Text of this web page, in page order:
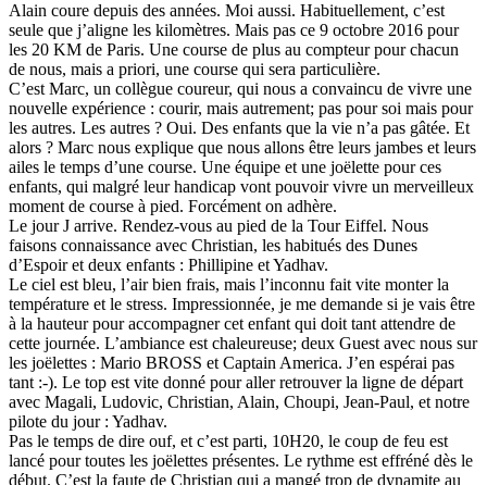
Alain coure depuis des années. Moi aussi. Habituellement, c’est
seule que j’aligne les kilomètres. Mais pas ce 9 octobre 2016 pour
les 20 KM de Paris. Une course de plus au compteur pour chacun
de nous, mais a priori, une course qui sera particulière.
C’est Marc, un collègue coureur, qui nous a convaincu de vivre une
nouvelle expérience : courir, mais autrement; pas pour soi mais pour
les autres. Les autres ? Oui. Des enfants que la vie n’a pas gâtée. Et
alors ? Marc nous explique que nous allons être leurs jambes et leurs
ailes le temps d’une course. Une équipe et une joëlette pour ces
enfants, qui malgré leur handicap vont pouvoir vivre un merveilleux
moment de course à pied. Forcément on adhère.
Le jour J arrive. Rendez-vous au pied de la Tour Eiffel. Nous
faisons connaissance avec Christian, les habitués des Dunes
d’Espoir et deux enfants : Phillipine et Yadhav.
Le ciel est bleu, l’air bien frais, mais l’inconnu fait vite monter la
température et le stress. Impressionnée, je me demande si je vais être
à la hauteur pour accompagner cet enfant qui doit tant attendre de
cette journée. L’ambiance est chaleureuse; deux Guest avec nous sur
les joëlettes : Mario BROSS et Captain America. J’en espérai pas
tant :-). Le top est vite donné pour aller retrouver la ligne de départ
avec Magali, Ludovic, Christian, Alain, Choupi, Jean-Paul, et notre
pilote du jour : Yadhav.
Pas le temps de dire ouf, et c’est parti, 10H20, le coup de feu est
lancé pour toutes les joëlettes présentes. Le rythme est effréné dès le
début. C’est la faute de Christian qui a mangé trop de dynamite au